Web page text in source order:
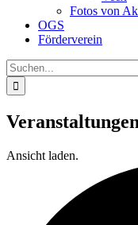
Fotos von
OGS
Förderverein
Suche
nach:
Ansicht laden.